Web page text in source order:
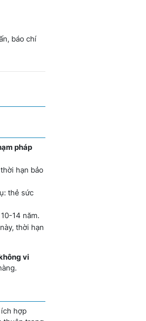
báo chí
pháp
hạn bảo
thẻ sức
14 năm.
thời hạn
vi
hợp